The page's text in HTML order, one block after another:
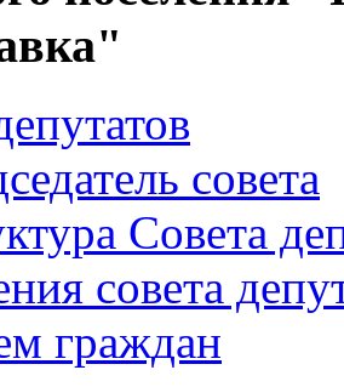
совета
Совета
совета
граждан